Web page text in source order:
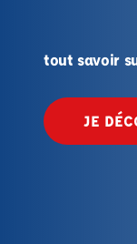
tout savoir
JE